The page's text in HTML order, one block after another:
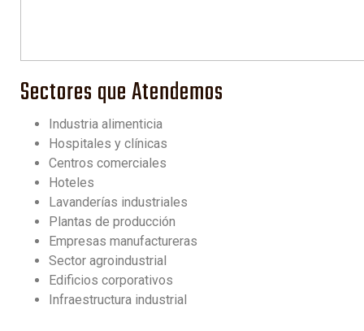
Sectores que Atendemos
Industria alimenticia
Hospitales y clínicas
Centros comerciales
Hoteles
Lavanderías industriales
Plantas de producción
Empresas manufactureras
Sector agroindustrial
Edificios corporativos
Infraestructura industrial